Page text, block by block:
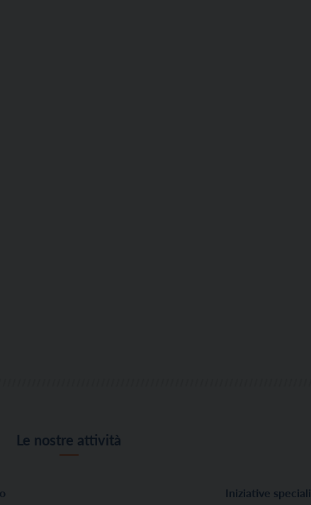
Le nostre attività
Iniziative speciali